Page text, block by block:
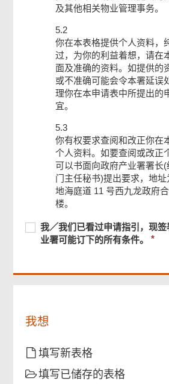
及其他相关物业管理事务。
5.2
你在本表格提供个人资料，
过，为你的利益着想，请在
面及准确的资料。如提供的
或不准确可能会令本署延误
理你在本申请表中所提出的
宜。
5.3
你有权要求查阅和改正你在
个人资料。如要查阅或改正
可以书面向政府产业署署长(
门主任秘书)提出要求，地
地海庭道 11 号西九龙政府
楼。
我
已
申
请
引，
签
必
我／我们已看过申请指引，现
业署可能订下的所有条件。
我想
填写新表格
填写已储存的表格